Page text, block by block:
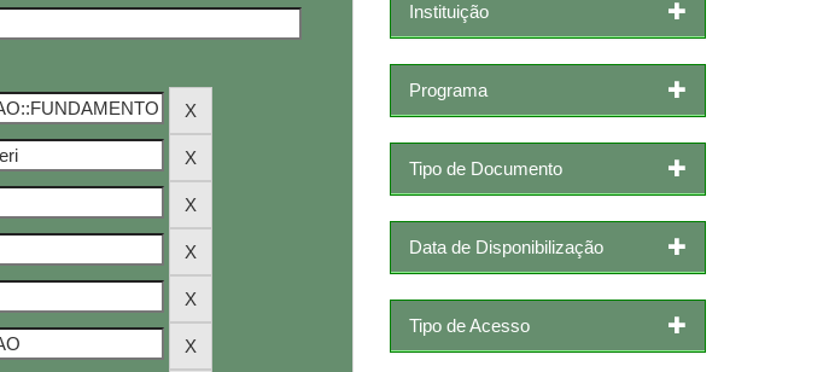
Instituição
Programa
Tipo de Documento
Data de Disponibilização
Tipo de Acesso